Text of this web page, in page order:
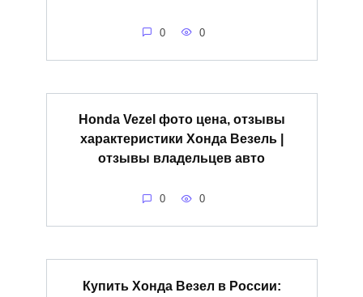
0 0
Honda Vezel фото цена, отзывы
характеристики Хонда Везель |
отзывы владельцев авто
0 0
Купить Хонда Везел в России: